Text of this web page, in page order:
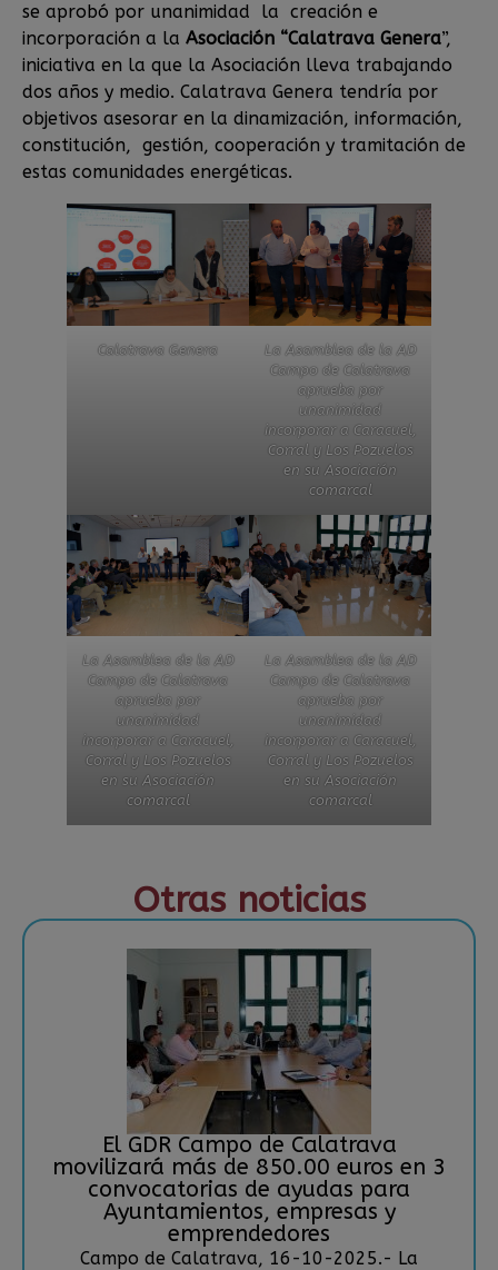
se aprobó por unanimidad la creación e
incorporación a la Asociación “Calatrava Genera”,
iniciativa en la que la Asociación lleva trabajando
dos años y medio. Calatrava Genera tendría por
objetivos asesorar en la dinamización, información,
constitución, gestión, cooperación y tramitación de
estas comunidades energéticas.
Calatrava Genera
La Asamblea de la AD
Campo de Calatrava
aprueba por
unanimidad
incorporar a Caracuel,
Corral y Los Pozuelos
en su Asociación
comarcal
La Asamblea de la AD
Campo de Calatrava
aprueba por
unanimidad
incorporar a Caracuel,
Corral y Los Pozuelos
en su Asociación
comarcal
La Asamblea de la AD
Campo de Calatrava
aprueba por
unanimidad
incorporar a Caracuel,
Corral y Los Pozuelos
en su Asociación
comarcal
Otras noticias
El GDR Campo de Calatrava
movilizará más de 850.00 euros en 3
convocatorias de ayudas para
Ayuntamientos, empresas y
emprendedores
Campo de Calatrava, 16-10-2025.- La